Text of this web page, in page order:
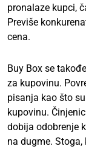
pronalaze kupci,
Previše
cena.
Buy Box se
za kupovinu.
pisanja kao što
kupovinu.
dobija odobrenje
na dugme.